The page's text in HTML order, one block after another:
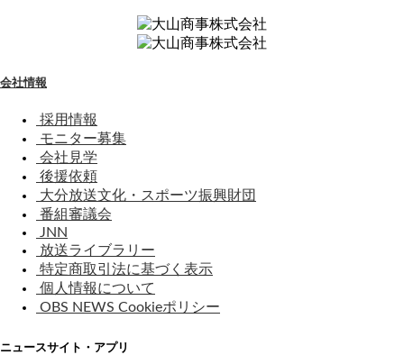
会社情報
採用情報
モニター募集
会社見学
後援依頼
大分放送文化・スポーツ振興財団
番組審議会
JNN
放送ライブラリー
特定商取引法に基づく表示
個人情報について
OBS NEWS Cookieポリシー
ニュースサイト・アプリ